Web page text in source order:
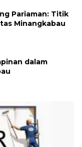
Pariaman: Titik
Minangkabau
dalam